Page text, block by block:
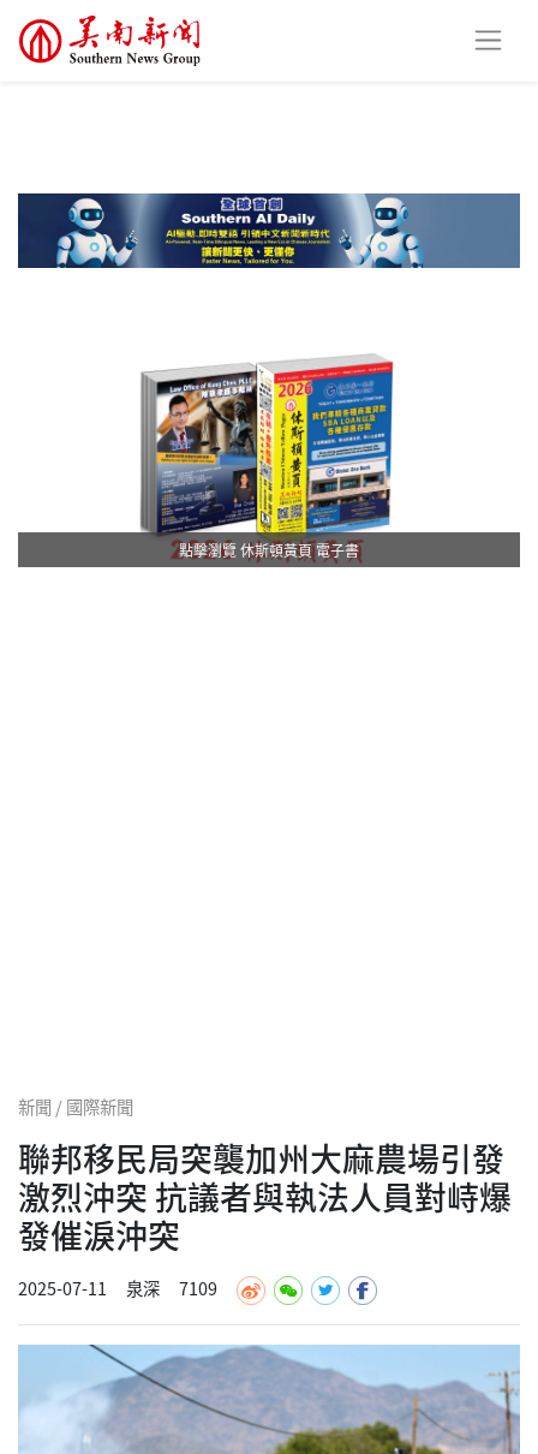
點擊瀏覽 休斯頓黃頁 電子書
新聞 / 國際新聞
聯邦移民局突襲加州大麻農場引發
激烈沖突 抗議者與執法人員對峙爆
發催淚沖突
2025-07-11 泉深 7109